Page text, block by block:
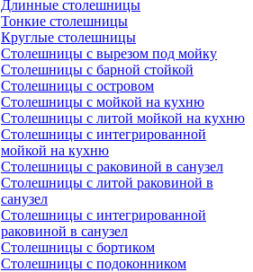
Длинные столешницы
Тонкие столешницы
Круглые столешницы
Столешницы с вырезом под мойку
Столешницы с барной стойкой
Столешницы с островом
Столешницы с мойкой на кухню
Столешницы с литой мойкой на кухню
Столешницы с интегрированной
мойкой на кухню
Столешницы с раковиной в санузел
Столешницы с литой раковиной в
санузел
Столешницы с интегрированной
раковиной в санузел
Столешницы с бортиком
Столешницы с подоконником